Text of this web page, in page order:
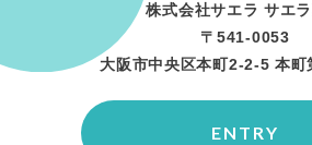
株式会社サエラ サエ
〒541-0053
大阪市中央区本町2-2-5 本町
ENTRY